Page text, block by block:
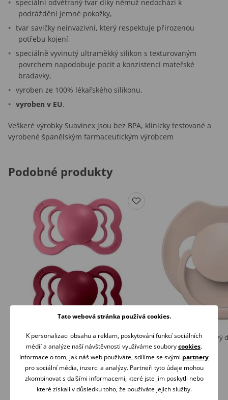
speciální odvětraný tvar díky němuž nedochází k
podráždění jemné pokožky,
tvar savičky neinvazivní, který respektuje přirozenou
potřebu kojení,
speciálně vyvinutý ultraměkký silikon s texturovaným
povrchem napodobuje pocit a konzistenci mateřské
bradavky,
vyroben ze 100% lékařského silikonu,
vyroben v EU.
Veškeré výrobky Suavinex jsou bez BPA, klinicky testované a
vyrobené španělským farmaceutickým výrobcem
Podobné produkty
BIBS Supreme Dudlíky silikon symetrické 0-
6m 2ks Coral/Ruby
289 Kč
Skladem
Koupit
LOVI Dudlík silikonový
6m 1ks Nude
139 Kč
Skladem
Koupit
Tato webová stránka používá cookies.
K personalizaci obsahu a reklam, poskytování funkcí sociálních
médií a analýze naší návštěvnosti využíváme souborycookies.
Informace o tom, jak náš web používáte, sdílíme se svými partnery
pro sociální média, inzerci a analýzy. Partneři tyto údaje mohou
zkombinovat s dalšími informacemi, které jste jim poskytli nebo
které získali v důsledku toho, že používáte jejich služby.